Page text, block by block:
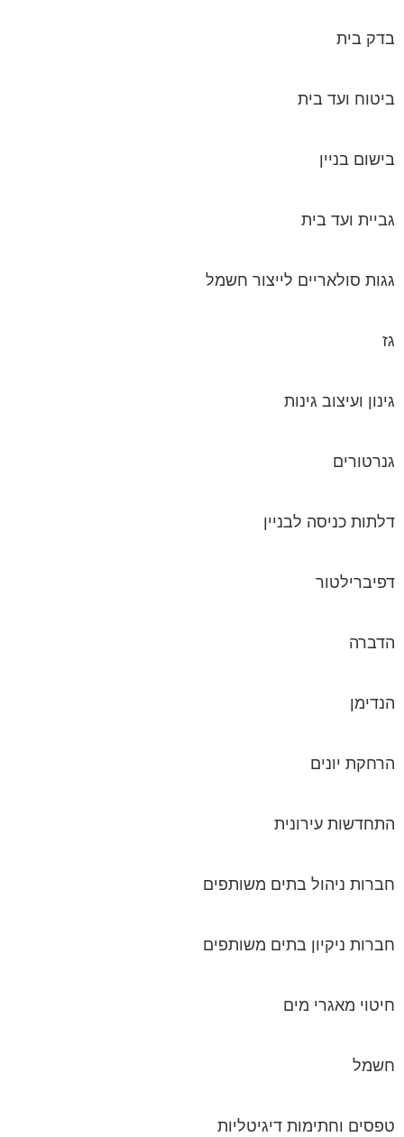
בדק בית
ביטוח ועד בית
בישום בניין
גביית ועד בית
גגות סולאריים לייצור חשמל
גז
גינון ועיצוב גינות
גנרטורים
דלתות כניסה לבניין
דפיברילטור
הדברה
הנדימן
הרחקת יונים
התחדשות עירונית
חברות ניהול בתים משותפים
חברות ניקיון בתים משותפים
חיטוי מאגרי מים
חשמל
טפסים וחתימות דיגיטליות